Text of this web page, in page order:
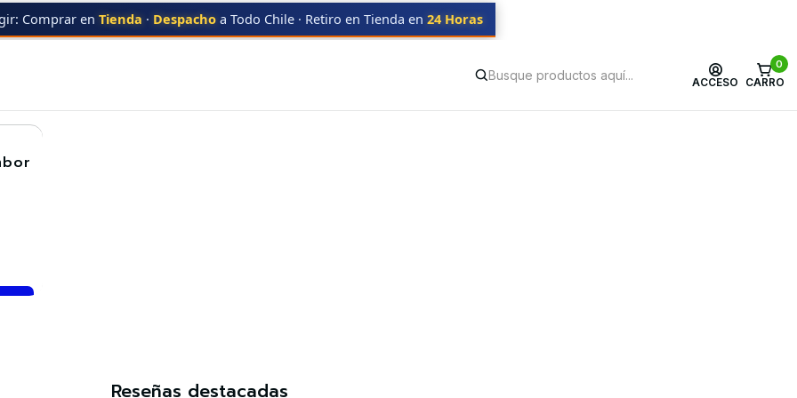
ACCESO
0
CARRO
Comprar en Tienda · Despacho a Todo Chile · Retiro en Tienda en 24 Horas
MFC-7290
MFC-7290
Reseñas destacadas